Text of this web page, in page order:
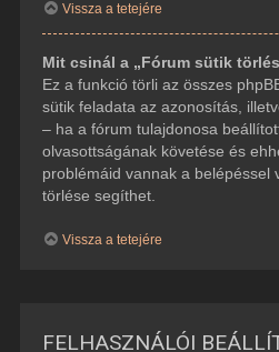
Vissza a tetejére
Mit csinál a „Fórum sütik
Ez a funkció törli az összes
sütik feladata az azonosítás,
– ha a fórum tulajdonosa
olvasottságának követése és
problémáid vannak a belépéssel
törlése segíthet.
Vissza a tetejére
FELHASZNÁLÓI